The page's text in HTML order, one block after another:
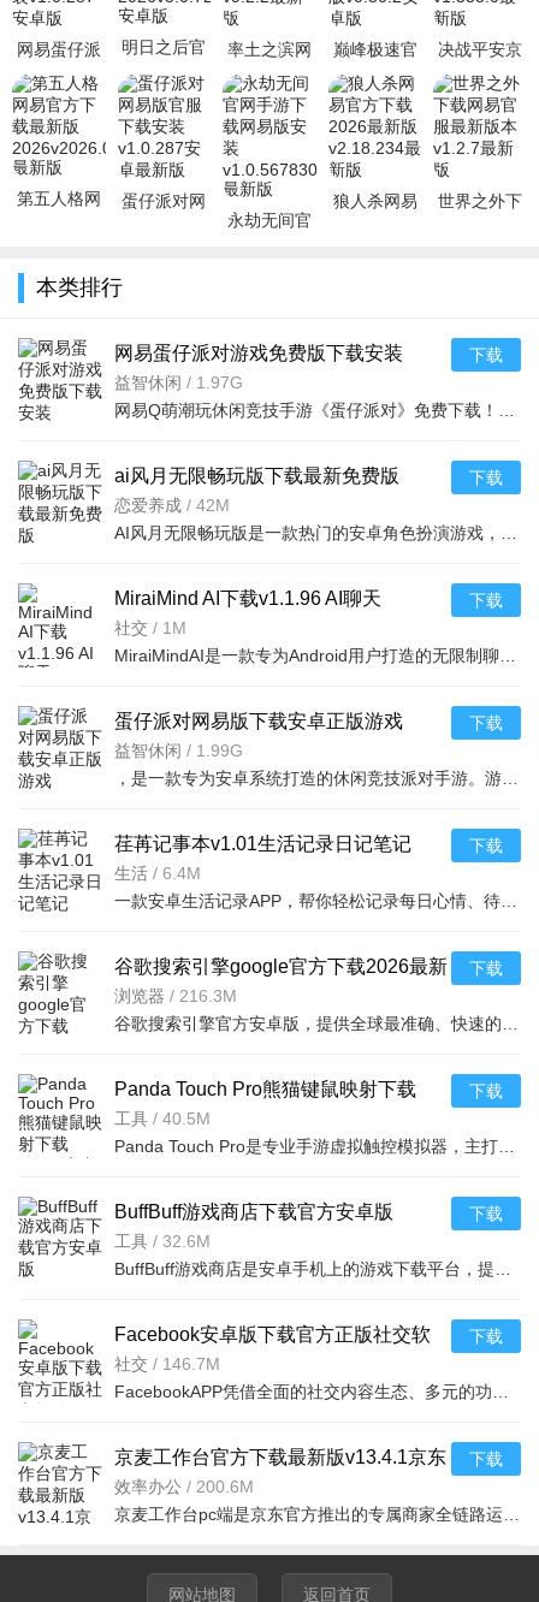
网易蛋仔派
对游戏免费
版下载安装
v1.0.287安
明日之后官
服网易版下
载最新版
2026v5.0.728
率土之滨网
易官方版最
新版下载
v9.2.2最新
巅峰极速官
服下载网易
手游最新版
v0.30.2安卓
决战平安京
官方下载安
卓手机版
v1.333.0最
新
第五人格网
2026v2026.0703
蛋仔派对网
永劫无间官
狼人杀网易
世界之外下
本类排行
网易蛋仔派对游戏免费版下载安装
v1.0.287安卓版
益智休闲 / 1.97G
下载
ai风月无限畅玩版下载最新免费版
v1.15.14.2安卓免费版
恋爱养成 / 42M
下载
MiraiMind AI下载v1.1.96 AI聊天
社交 / 1M
下载
蛋仔派对网易版下载安卓正版游戏
v1.0.287官方版
益智休闲 / 1.99G
下载
荏苒记事本v1.01生活记录日记笔记
生活 / 6.4M
下载
谷歌搜索引擎google官方下载2026最新
版v17.46.19安卓最新版
浏览器 / 216.3M
下载
Panda Touch Pro熊猫键鼠映射下载
v11.3 官方最新版本
工具 / 40.5M
下载
BuffBuff游戏商店下载官方安卓版
v1.01.4303安卓最新版
工具 / 32.6M
下载
Facebook安卓版下载官方正版社交软
件v573.0.0.37.74最新版
社交 / 146.7M
下载
京麦工作台官方下载最新版v13.4.1京东
商家一站式工作台免费版
效率办公 / 200.6M
下载
网站地图 返回首页